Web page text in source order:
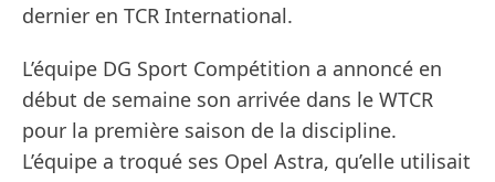
dernier en TCR International.
L’équipe DG Sport Compétition a annoncé en
début de semaine son arrivée dans le WTCR
pour la première saison de la discipline.
L’équipe a troqué ses Opel Astra, qu’elle utilisait